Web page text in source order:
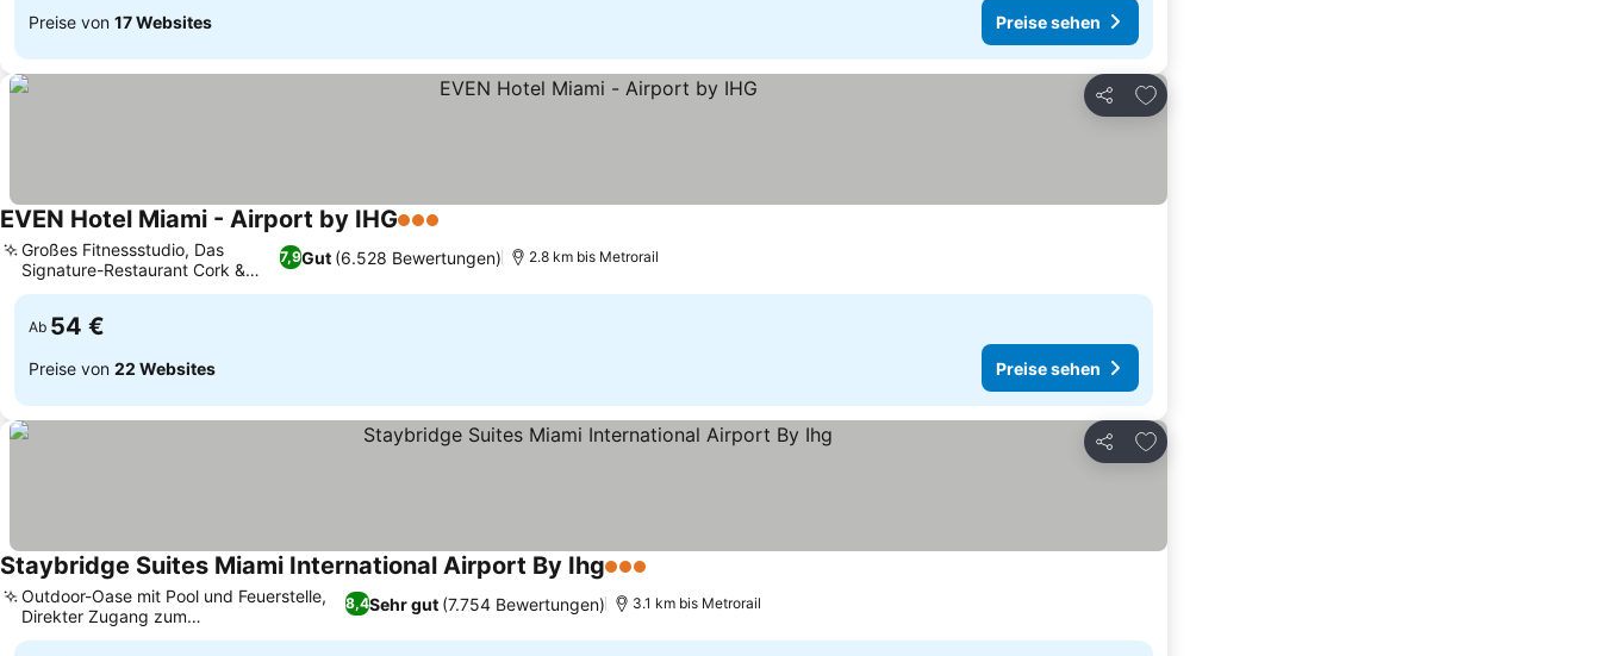
Preise von 17 Websites Preise sehen
Teilen
Zu Favoriten hinzufügen
EVEN Hotel Miami - Airport by IHG3 Sterne
7,9Gut (6.528 Bewertungen)
Großes Fitnessstudio, Das
Signature-Restaurant Cork &
Kale
2.8 km bis Metrorail
Ab 54 €
Preise von 22 Websites Preise sehen
Teilen
Zu Favoriten hinzufügen
Staybridge Suites Miami International Airport By Ihg3 Sterne
8,4Sehr gut (7.754 Bewertungen)
Outdoor-Oase mit Pool und Feuerstelle,
Direkter Zugang zum
Verkehrsknotenpunkt Miami
3.1 km bis Metrorail